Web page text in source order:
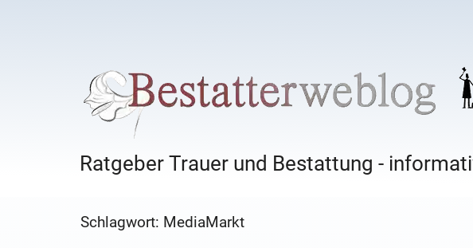
Ratgeber Trauer und Bestattung -
Schlagwort: MediaMarkt